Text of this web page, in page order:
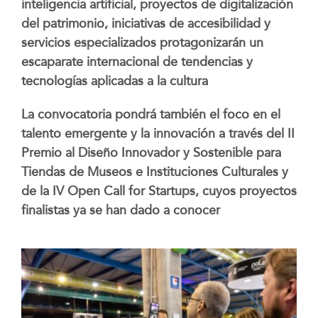
inteligencia artificial, proyectos de digitalización
del patrimonio, iniciativas de accesibilidad y
servicios especializados protagonizarán un
escaparate internacional de tendencias y
tecnologías aplicadas a la cultura
La convocatoria pondrá también el foco en el
talento emergente y la innovación a través del II
Premio al Diseño Innovador y Sostenible para
Tiendas de Museos e Instituciones Culturales y
de la IV Open Call for Startups, cuyos proyectos
finalistas ya se han dado a conocer